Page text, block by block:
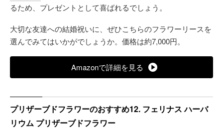
るため、プレゼントとして喜ばれるでしょう。
大切な友達への結婚祝いに、ぜひこちらのフラワーリースを
選んでみてはいかがでしょうか。価格は約7,000円。
Amazonで詳細を見る
プリザーブドフラワーのおすすめ12. フェリナス ハーバ
リウム プリザーブドフラワー